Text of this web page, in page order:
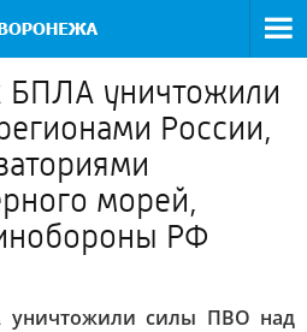
БПЛА уничтожили
России,
морей,
РФ
уничтожили силы ПВО над